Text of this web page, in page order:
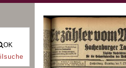
OK